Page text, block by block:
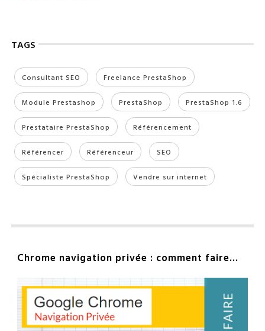
TAGS
Consultant SEO Freelance PrestaShop
Module Prestashop PrestaShop PrestaShop 1.6
Prestataire PrestaShop Référencement
Référencer Référenceur SEO
Spécialiste PrestaShop Vendre sur internet
Chrome navigation privée : comment faire…